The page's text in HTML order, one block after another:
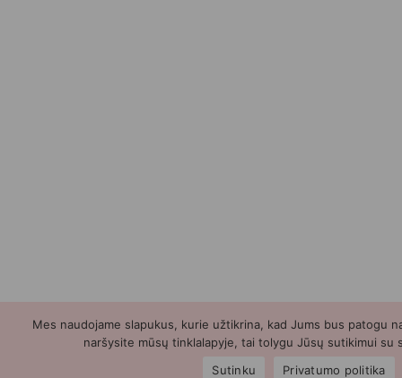
Mes naudojame slapukus, kurie užtikrina, kad Jums bus patogu
naršysite mūsų tinklalapyje, tai tolygu Jūsų sutikimui su
Sutinku
Privatumo politika